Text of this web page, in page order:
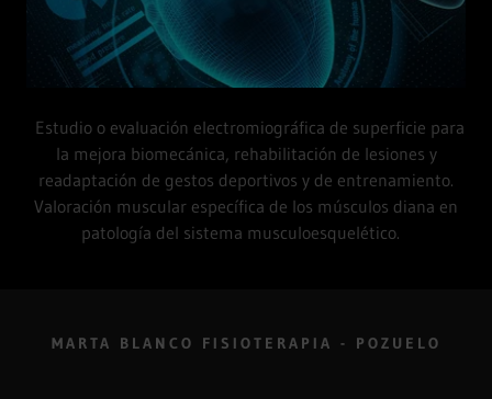
Estudio o evaluación electromiográfica de superficie para
la mejora biomecánica, rehabilitación de lesiones y
readaptación de gestos deportivos y de entrenamiento.
Valoración muscular específica de los músculos diana en
patología del sistema musculoesquelético.
MARTA BLANCO FISIOTERAPIA - POZUELO